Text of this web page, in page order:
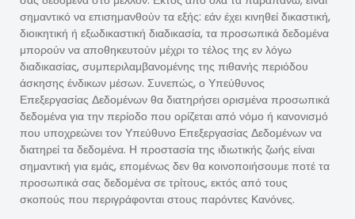
σημαντικό να επισημανθούν τα εξής: εάν έχει κινηθεί δικαστική,
διοικητική ή εξωδικαστική διαδικασία, τα προσωπικά δεδομένα
μπορούν να αποθηκευτούν μέχρι το τέλος της εν λόγω
διαδικασίας, συμπεριλαμβανομένης της πιθανής περιόδου
άσκησης ένδικων μέσων. Συνεπώς, ο Υπεύθυνος
Επεξεργασίας Δεδομένων θα διατηρήσει ορισμένα προσωπικά
δεδομένα για την περίοδο που ορίζεται από νόμο ή κανονισμό
που υποχρεώνει τον Υπεύθυνο Επεξεργασίας Δεδομένων να
διατηρεί τα δεδομένα. Η προστασία της ιδιωτικής ζωής είναι
σημαντική για εμάς, επομένως δεν θα κοινοποιήσουμε ποτέ τα
προσωπικά σας δεδομένα σε τρίτους, εκτός από τους
σκοπούς που περιγράφονται στους παρόντες Κανόνες.